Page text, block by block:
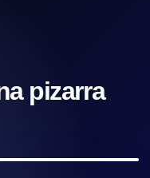
pizarra